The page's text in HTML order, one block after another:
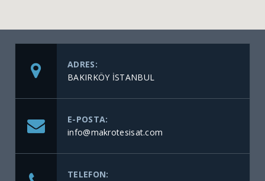
ADRES:
BAKIRKÖY İSTANBUL
E-POSTA:
info@makrotesisat.com
TELEFON: